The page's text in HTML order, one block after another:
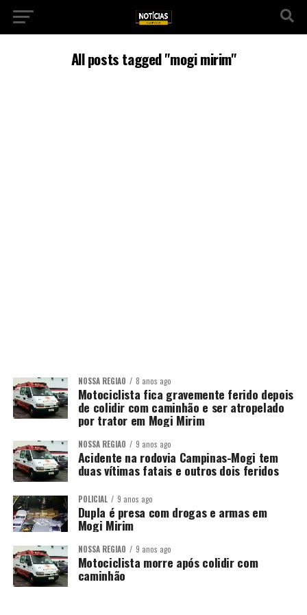
All posts tagged "mogi mirim"
NOSSA REGIÃO 8 anos ago
Motociclista fica gravemente ferido depois
de colidir com caminhão e ser atropelado
por trator em Mogi Mirim
NOSSA REGIÃO 9 anos ago
Acidente na rodovia Campinas-Mogi tem
duas vítimas fatais e outros dois feridos
POLICIAL 9 anos ago
Dupla é presa com drogas e armas em
Mogi Mirim
NOSSA REGIÃO 9 anos ago
Motociclista morre após colidir com
caminhão